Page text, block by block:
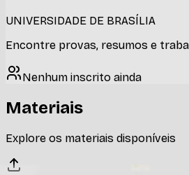
UNIVERSIDADE DE BRASÍLIA
Encontre provas, resumos e
Nenhum inscrito ainda
Materiais
Explore os materiais disponíveis